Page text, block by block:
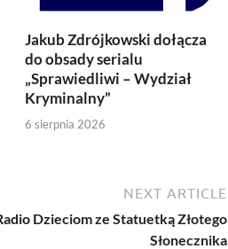
Jakub Zdrójkowski dołącza
do obsady serialu
„Sprawiedliwi – Wydział
Kryminalny”
6 sierpnia 2026
NEXT ARTICLE
Dzieciom ze Statuetką Złotego
Słonecznika